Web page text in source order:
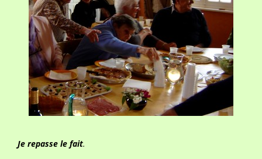
Je repasse le fait.